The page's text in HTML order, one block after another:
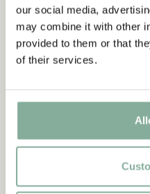
our social media,
may combine it with other
provided to them or that
of their services.
NEU
Newsletters und
Angebote sowie
Lindgren. Zusätzlich
Ihren
Ja, jag
JETZT